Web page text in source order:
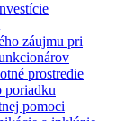
záujmu pri
prostredie
poriadku
pomoci